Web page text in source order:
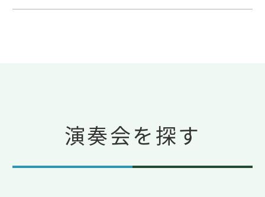
演奏会を探す